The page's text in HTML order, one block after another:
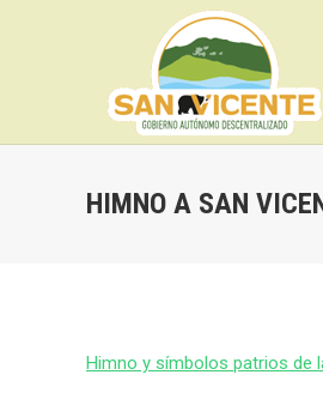
HIMNO A SAN
Himno y símbolos patrios de